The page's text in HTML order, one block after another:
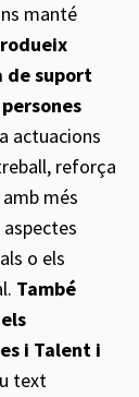
manté
de suport
actuacions
reforça
més
o els
També
i Talent i
text